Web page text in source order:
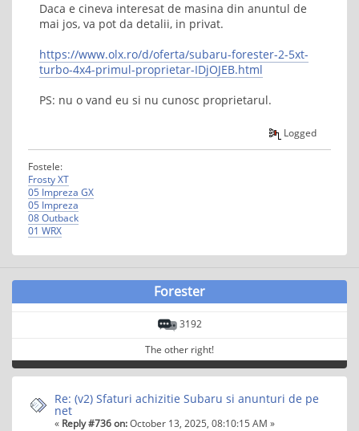
Daca e cineva interesat de masina din anuntul de
mai jos, va pot da detalii, in privat.
https://www.olx.ro/d/oferta/subaru-forester-2-5xt-
turbo-4x4-primul-proprietar-IDjOJEB.html
PS: nu o vand eu si nu cunosc proprietarul.
Logged
Fostele:
Frosty XT
05 Impreza GX
05 Impreza
08 Outback
01 WRX
Forester
3192
The other right!
Re: (v2) Sfaturi achizitie Subaru si anunturi de pe
net
« Reply #736 on:October 13, 2025, 08:10:15 AM »